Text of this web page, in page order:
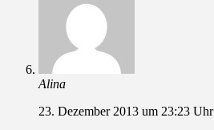
Alina
23. Dezember 2013 um 23:23 Uhr